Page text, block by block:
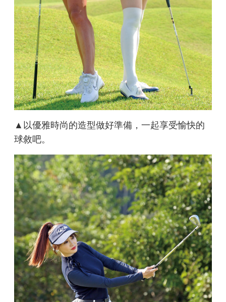
▲以優雅時尚的造型做好準備，一起享受愉快的
球敘吧。